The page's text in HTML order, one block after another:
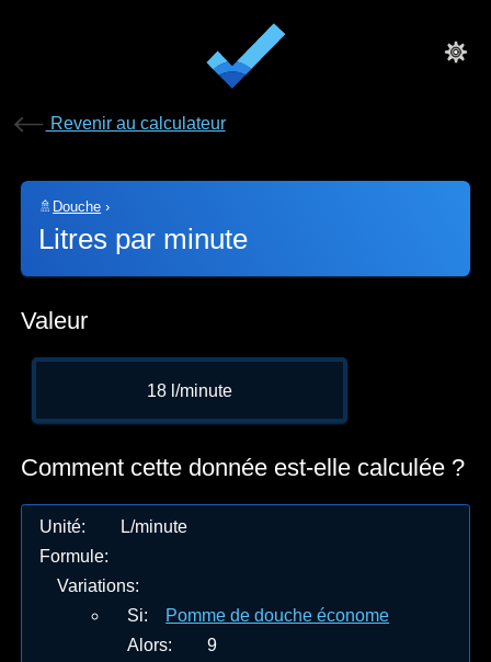
Revenir au calculateur
🚿 Douche ›
Litres par minute
Valeur
18 l/minute
Comment cette donnée est-elle calculée ?
Unité:
L/minute
Formule:
Variations:
Si:
Pomme de douche économe
Alors:
9